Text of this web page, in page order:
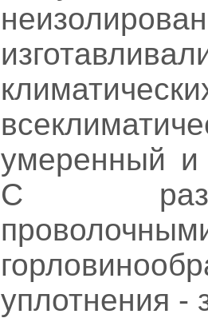
умеренный и
С
уплотнения -